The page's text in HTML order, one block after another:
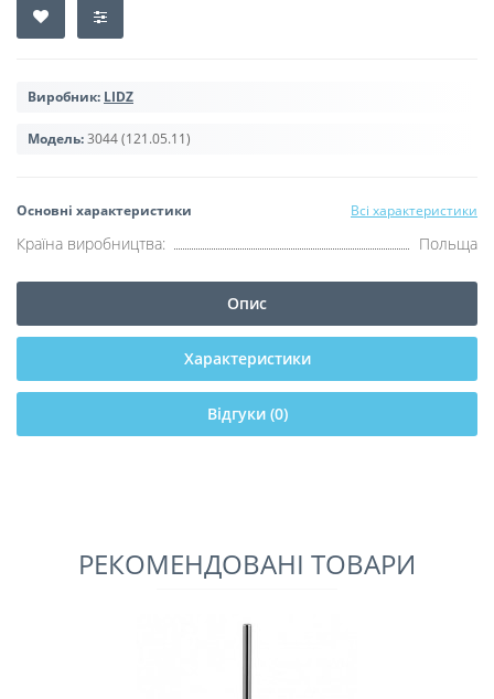
Виробник: LIDZ
Модель:3044 (121.05.11)
Основні характеристики Всі характеристики
Країна виробництва: Польща
Опис
Характеристики
Відгуки (0)
РЕКОМЕНДОВАНІ ТОВАРИ